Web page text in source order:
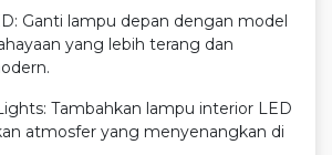
Ganti lampu depan dengan model
yang lebih terang dan
Tambahkan lampu interior LED
atmosfer yang menyenangkan di